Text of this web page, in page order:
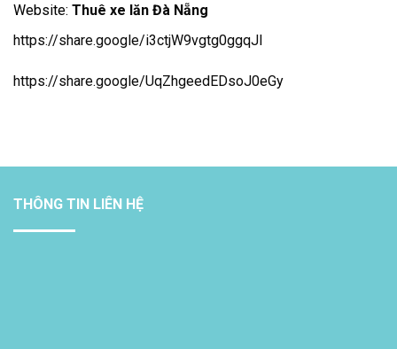
Website: Thuê xe lăn Đà Nẵng
https://share.google/i3ctjW9vgtg0ggqJl
https://share.google/UqZhgeedEDsoJ0eGy
THÔNG TIN LIÊN HỆ